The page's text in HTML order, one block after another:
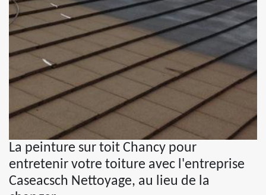
La peinture sur toit Chancy pour
entretenir votre toiture avec l'entreprise
Caseacsch Nettoyage, au lieu de la